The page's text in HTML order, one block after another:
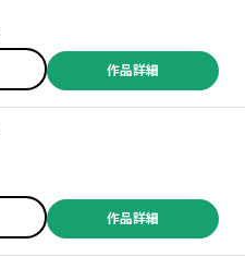
作品詳細
作品詳細